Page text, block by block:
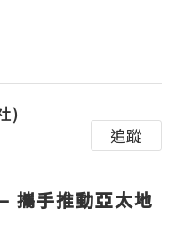
)
追蹤
攜手推動亞太地